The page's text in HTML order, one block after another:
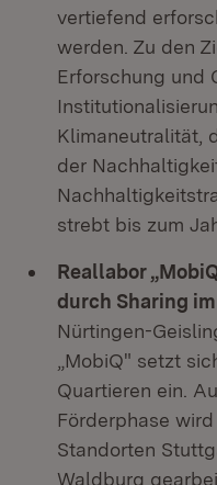
vertiefend
werden. Zu den
Erforschung und
Klimaneutralität,
der
strebt bis zum
Reallabor
durch Sharing
Nürtingen-
„MobiQ" setzt
Quartieren ein.
Förderphase
Standorten
Waldburg